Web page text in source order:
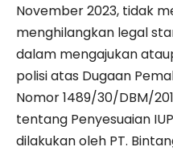
November 2023, tidak
menghilangkan legal
dalam mengajukan
polisi atas Dugaan
Nomor 1489/30/DBM/
tentang Penyesuaian
dilakukan oleh PT.